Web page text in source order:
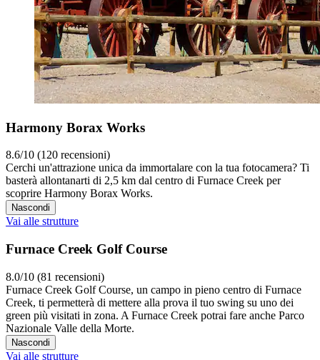
Harmony Borax Works
8.6/10 (120 recensioni)
Cerchi un'attrazione unica da immortalare con la tua fotocamera? Ti
basterà allontanarti di 2,5 km dal centro di Furnace Creek per
scoprire Harmony Borax Works.
Nascondi
Vai alle strutture
Furnace Creek Golf Course
8.0/10 (81 recensioni)
Furnace Creek Golf Course, un campo in pieno centro di Furnace
Creek, ti permetterà di mettere alla prova il tuo swing su uno dei
green più visitati in zona. A Furnace Creek potrai fare anche Parco
Nazionale Valle della Morte.
Nascondi
Vai alle strutture